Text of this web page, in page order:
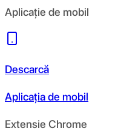
Aplicație de mobil
Descarcă
Aplicația de mobil
Extensie Chrome